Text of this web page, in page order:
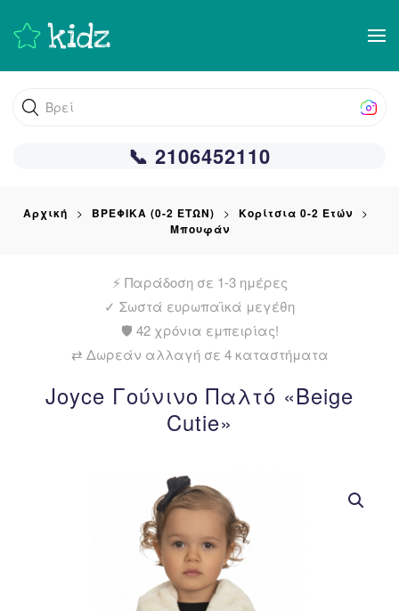
Skip
to
content
Βρείτε αυτό
📞 2106452110
Αρχική ΒΡΕΦΙΚΑ (0-2 ΕΤΩΝ)
Κορίτσια 0-2 Ετών
Μπουφάν
⚡ Παράδοση σε 1-3 ημέρες
✓ Σωστά ευρωπαϊκά μεγέθη
🛡️ 42 χρόνια εμπειρίας!
⇄ Δωρεάν αλλαγή σε 4 καταστήματα
Joyce Γούνινο Παλτό «Beige
Cutie»